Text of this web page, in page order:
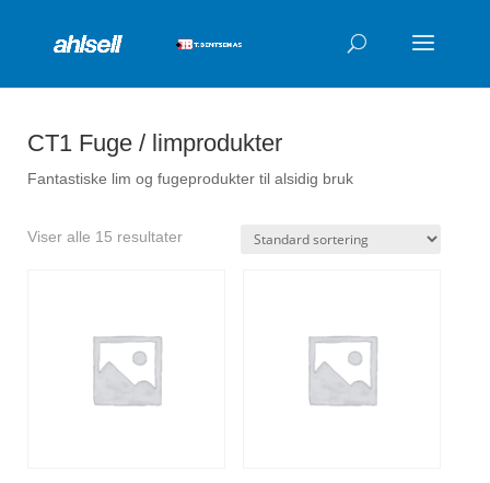
CT1 Fuge / limprodukter
Fantastiske lim og fugeprodukter til alsidig bruk
Viser alle 15 resultater